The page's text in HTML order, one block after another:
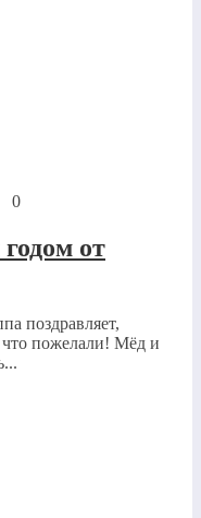
0
от
поздравляет,
что пожелали! Мёд и